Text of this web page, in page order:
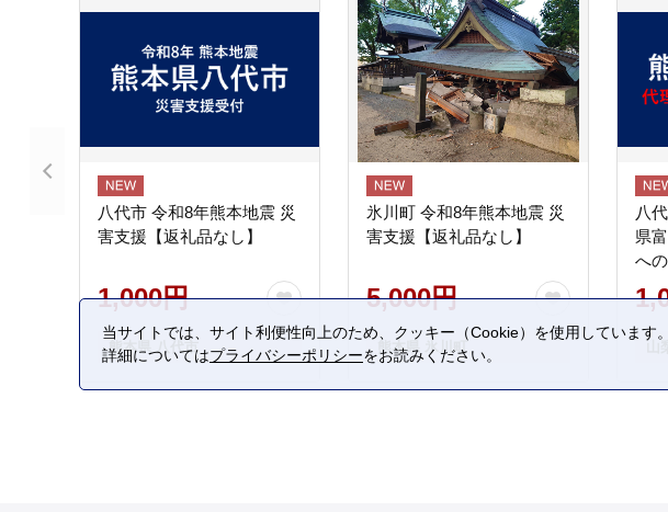
八代市 令和8年熊本地震 災
害支援【返礼品なし】
1,000円
熊本県 八代市
氷川町 令和8年熊本地震 災
害支援【返礼品なし】
5,000円
熊本県 氷川町
八
県
へ
当サイトでは、サイト利便性向上のため、クッキー（Cookie）を使用していま
詳細についてはプライバシーポリシーをお読みください。